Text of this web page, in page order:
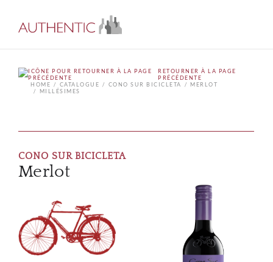
RETOURNER À LA PAGE
PRÉCÉDENTE
HOME
CATALOGUE CONO SUR BICICLETA
MERLOT
MILLÉSIMES
CONO SUR BICICLETA
Merlot